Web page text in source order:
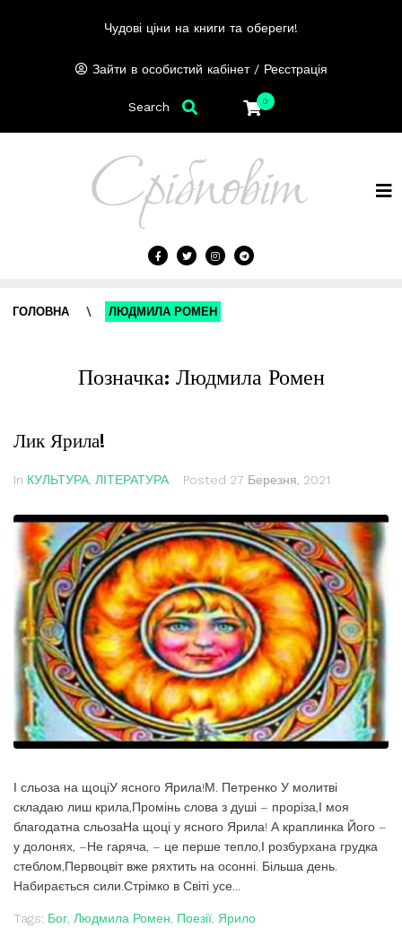
Чудові ціни на книги та обереги!
Зайти в особистий кабінет / Реєстрація
0
Search
ГОЛОВНА \ ЛЮДМИЛА РОМЕН
Позначка: Людмила Ромен
Лик Ярила!
In КУЛЬТУРА ЛІТЕРАТУРА Posted 27 Березня, 2021
І сльоза на щоціУ ясного Ярила!М. Петренко У молитві
складаю лиш крила,Промінь слова з душі – проріза,І моя
благодатна сльозаНа щоці у ясного Ярила! А краплинка Його –
у долонях, –Не гаряча, – це перше тепло,І розбурхана грудка
стеблом,Первоцвіт вже ряхтить на осонні. Більша день.
Набирається сили.Стрімко в Світі усе...
Tags: Бог, Людмила Ромен, Поезії, Ярило